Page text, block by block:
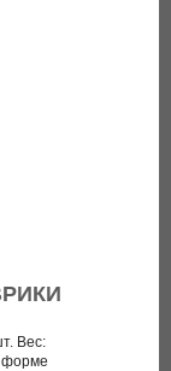
Вес:
форме